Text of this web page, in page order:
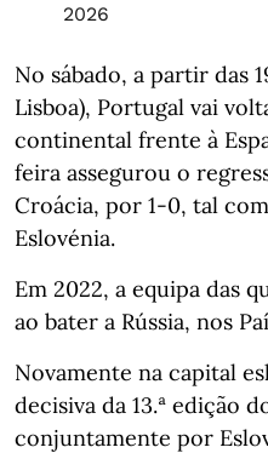
2026
No sábado, a partir das
Lisboa), Portugal vai
continental frente à
feira assegurou o
Croácia, por 1-0, tal
Eslovénia.
Em 2022, a equipa das
ao bater a Rússia, nos
Novamente na capital
decisiva da 13.ª edição
conjuntamente por